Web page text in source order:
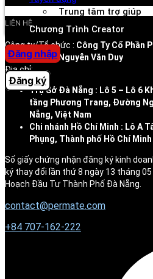
Trung tâm trợ giúp
Chương Trình Creator
Đăng nhập
Đăng ký
LIÊN HỆ
Công ty/Tổ chức : Công Ty Cổ Phần
Đại diện:Ông Nguyễn Văn Duy
Địa chỉ:
Trụ Sở Đà Nẵng : Lô 5 – Lô 6
tầng Phương Trang, Đường
Nẵng, Việt Nam
Chi nhánh Hồ Chí Minh : Lô A
Phụng, Thành phố Hồ Chí Minh
Số giấy chứng nhận đăng ký kinh
ký thay đổi lần thứ 8 ngày 13 tháng
Hoạch Đầu Tư Thành Phố Đà Nẵng.
contact@permate.com
+84 707-162-222